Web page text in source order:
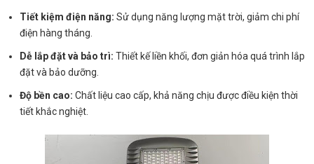
Tiết kiệm điện năng: Sử dụng năng lượng mặt trời, giảm chi phí
điện hàng tháng.
Dễ lắp đặt và bảo trì: Thiết kế liền khối, đơn giản hóa quá trình lắp
đặt và bảo dưỡng.
Độ bền cao: Chất liệu cao cấp, khả năng chịu được điều kiện thời
tiết khắc nghiệt.